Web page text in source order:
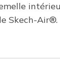
Skech-Air®.